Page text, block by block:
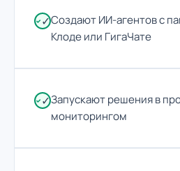
✓Создают ИИ-агентов с
Клоде или ГигаЧате
✓Запускают решения в
мониторингом